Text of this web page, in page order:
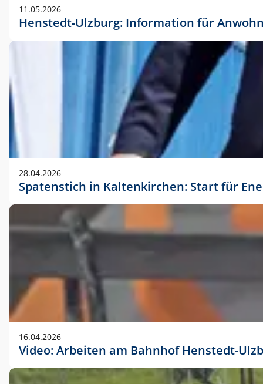
11.05.2026
Henstedt-Ulzburg: Information für
28.04.2026
Spatenstich in Kaltenkirchen: Start für
16.04.2026
Video: Arbeiten am Bahnhof Henstedt-